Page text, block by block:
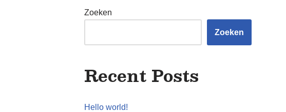
Zoeken
Zoeken
Recent Posts
Hello world!